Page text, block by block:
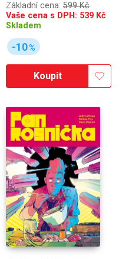
Základní cena: 599 Kč
Vaše cena s DPH: 539 Kč
Skladem
-10%
Koupit